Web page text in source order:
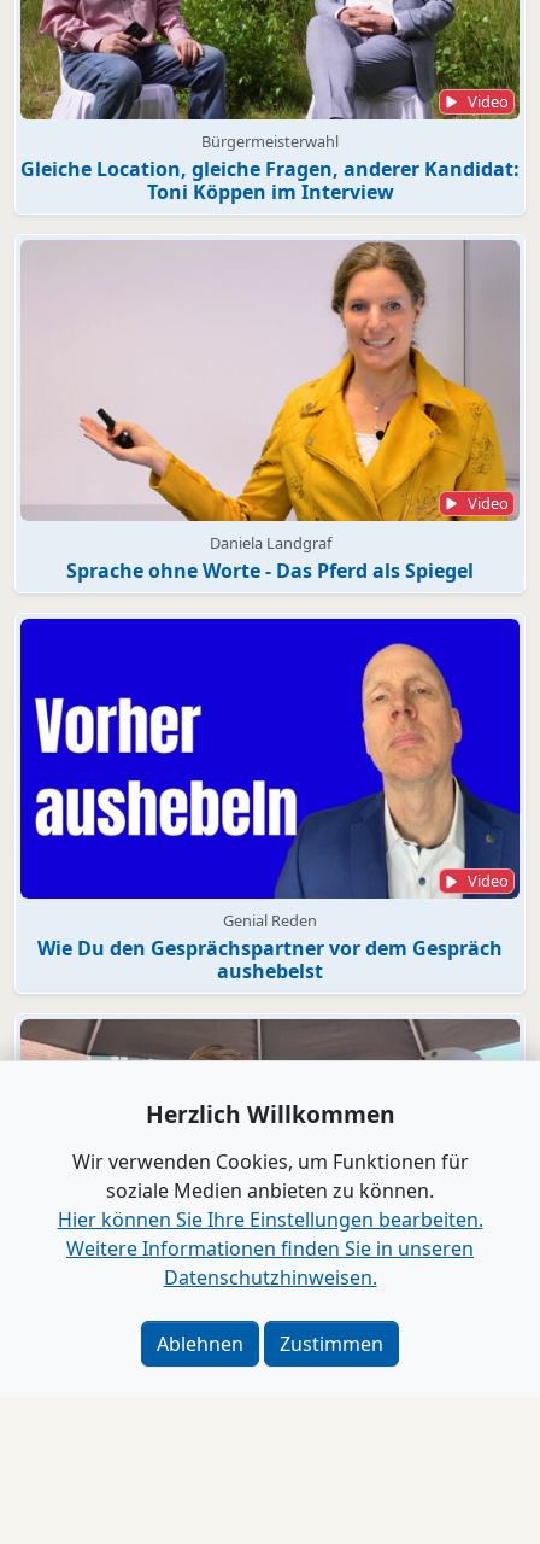
Video
Bürgermeisterwahl
Gleiche Location, gleiche Fragen, anderer Kandidat:
Toni Köppen im Interview
Video
Daniela Landgraf
Sprache ohne Worte - Das Pferd als Spiegel
Video
Genial Reden
Wie Du den Gesprächspartner vor dem Gespräch
aushebelst
Bad Segeberg
Der Wilde Westen mitten in der Fußgängerzone
„Eine Stadt spielt Karl May“
Herzlich Willkommen
Wir verwenden Cookies, um Funktionen für
soziale Medien anbieten zu können.
Hier können Sie Ihre Einstellungen bearbeiten.
Weitere Informationen finden Sie in unseren
Datenschutzhinweisen.
Ablehnen Zustimmen